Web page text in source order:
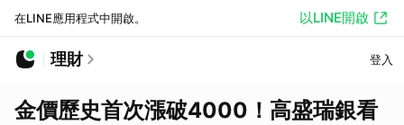
在LINE應用程式中開啟。 以LINE開啟
理財 登入
金價歷史首次漲破4000！高盛瑞銀看